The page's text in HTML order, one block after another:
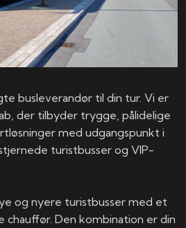
busleverandør til din tur. Vi er
der tilbyder trygge, pålidelige
med udgangspunkt i
turistbusser og VIP-
og nyere turistbusser med et
chauffør. Den kombination er din